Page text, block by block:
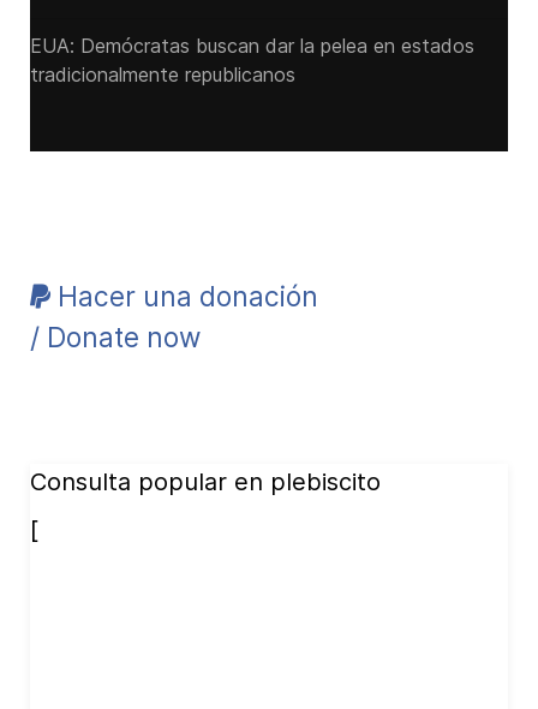
EUA: Demócratas buscan dar la pelea en estados
tradicionalmente republicanos
Hacer una donación
/ Donate now
Consulta popular en plebiscito
[